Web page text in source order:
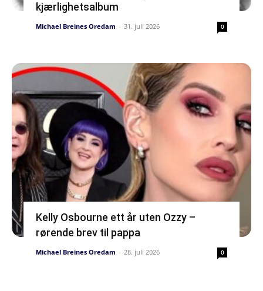
kjærlighetsalbum
Michael Breines Oredam - 31. juli 2026 0
Kelly Osbourne ett år uten Ozzy –
rørende brev til pappa
Michael Breines Oredam - 28. juli 2026 0